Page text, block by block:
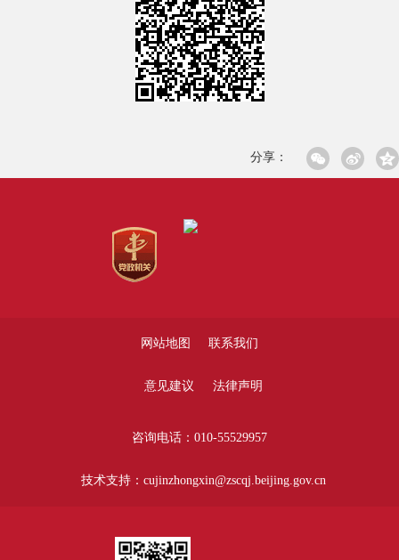
分享：
网站地图 联系我们
意见建议 法律声明
咨询电话：010-55529957
技术支持：cujinzhongxin@zscqj.beijing.gov.cn